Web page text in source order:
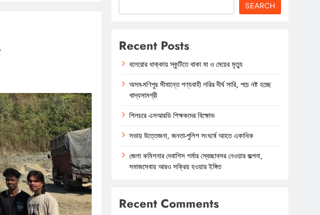
SEARCH
Recent Posts
বলেরোর ধাক্কায় স্কুটিতে থাকা মা ও মেয়ের মৃত্যু
অসম-মণিপুর সীমান্তে পণ্যবাহী লরির দীর্ঘ সারি, পচে নষ্ট হচ্ছে
খাদ্যসামগ্রী
শিলচরে এসআরডি শিক্ষকদের বিক্ষোভ
সভায় উত্তেজনা, জনতা-পুলিশ সংঘর্ষে আহত একাধিক
জেলা কমিশনার দেবাশিস শর্মার স্বেচ্ছাবসর নেওয়ার জল্পনা,
সমাজসেবায় আরও সক্রিয় হওয়ার ইঙ্গিত
Recent Comments